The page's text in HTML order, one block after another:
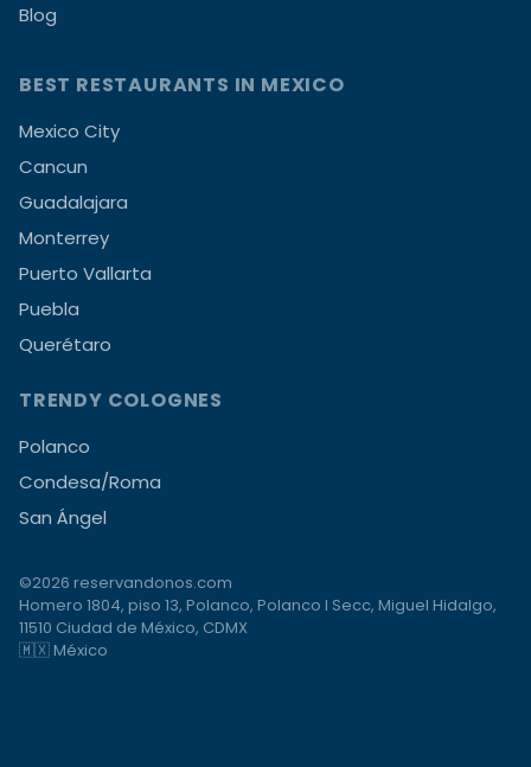
Blog
BEST RESTAURANTS IN MEXICO
Mexico City
Cancun
Guadalajara
Monterrey
Puerto Vallarta
Puebla
Querétaro
TRENDY COLOGNES
Polanco
Condesa/Roma
San Ángel
©2026 reservandonos.com
Homero 1804, piso 13, Polanco, Polanco I Secc, Miguel Hidalgo,
11510 Ciudad de México, CDMX
🇲🇽 México